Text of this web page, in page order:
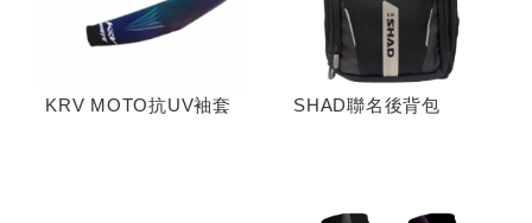
KRV MOTO抗UV袖套 SHAD聯名後背包